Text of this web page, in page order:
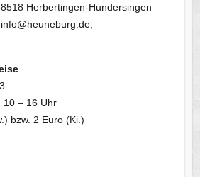
Herbertingen-Hundersingen
10 – 16 Uhr
bzw. 2 Euro (Ki.)